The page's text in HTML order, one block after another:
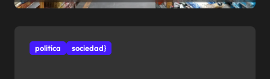
politíca sociedad}